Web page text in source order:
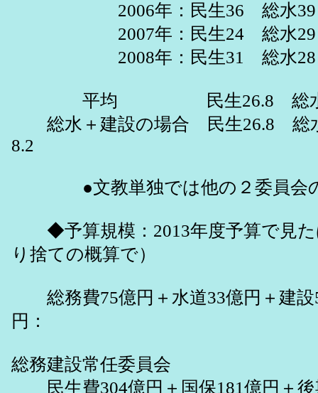
2006年：民生36 総水39
2007年：民生24 総水29
2008年：民生31 総水28
平均 民生26.8 総水29
総水＋建設の場合 民生26.8
8.2
●文教単独では他の２委員会の
◆予算規模：2013年度予算で見た
り捨ての概算で）
総務費75億円＋水道33億円＋建設
円：
総務建設常任委員会
民生費304億円＋国保181億円